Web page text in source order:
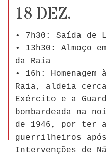
18 DEZ.
• 7h30: Saída de
• 13h30: Almoço
da Raia
• 16h: Homenagem
Raia, aldeia
Exército e a
bombardeada na
de 1946, por ter
guerrilheiros
Intervenções de